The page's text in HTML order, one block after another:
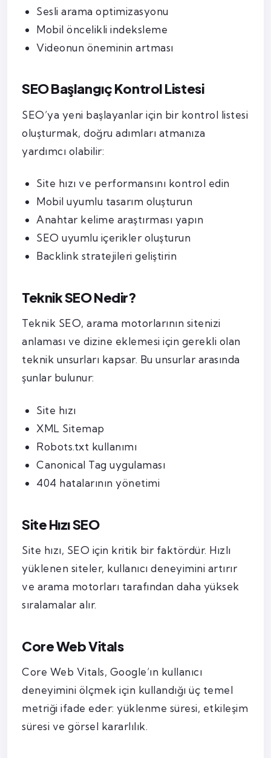
Sesli arama optimizasyonu
Mobil öncelikli indeksleme
Videonun öneminin artması
SEO Başlangıç Kontrol Listesi
SEO’ya yeni başlayanlar için bir kontrol listesi
oluşturmak, doğru adımları atmanıza
yardımcı olabilir:
Site hızı ve performansını kontrol edin
Mobil uyumlu tasarım oluşturun
Anahtar kelime araştırması yapın
SEO uyumlu içerikler oluşturun
Backlink stratejileri geliştirin
Teknik SEO Nedir?
Teknik SEO, arama motorlarının sitenizi
anlaması ve dizine eklemesi için gerekli olan
teknik unsurları kapsar. Bu unsurlar arasında
şunlar bulunur:
Site hızı
XML Sitemap
Robots.txt kullanımı
Canonical Tag uygulaması
404 hatalarının yönetimi
Site Hızı SEO
Site hızı, SEO için kritik bir faktördür. Hızlı
yüklenen siteler, kullanıcı deneyimini artırır
ve arama motorları tarafından daha yüksek
sıralamalar alır.
Core Web Vitals
Core Web Vitals, Google’ın kullanıcı
deneyimini ölçmek için kullandığı üç temel
metriği ifade eder: yüklenme süresi, etkileşim
süresi ve görsel kararlılık.